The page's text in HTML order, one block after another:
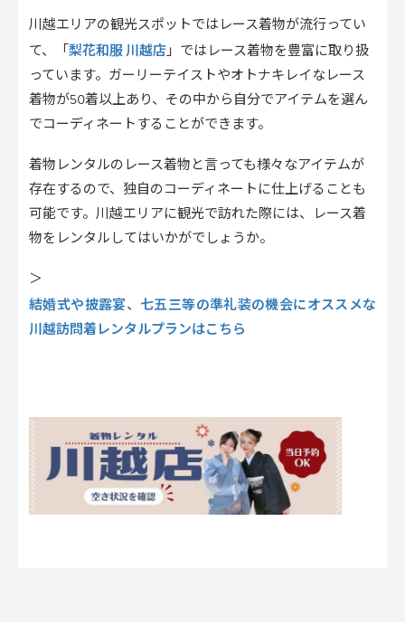
川越エリアの観光スポットではレース着物が流行ってい
て、「梨花和服 川越店」ではレース着物を豊富に取り扱
っています。ガーリーテイストやオトナキレイなレース
着物が50着以上あり、その中から自分でアイテムを選ん
でコーディネートすることができます。
着物レンタルのレース着物と言っても様々なアイテムが
存在するので、独自のコーディネートに仕上げることも
可能です。川越エリアに観光で訪れた際には、レース着
物をレンタルしてはいかがでしょうか。
＞
結婚式や披露宴、七五三等の準礼装の機会にオススメな
川越訪問着レンタルプランはこちら